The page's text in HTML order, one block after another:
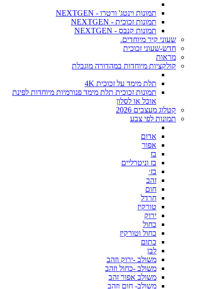
תמונות וינטג' ורטרו - NEXTGEN
תמונות זכוכית - NEXTGEN
תמונות קנבס - NEXTGEN
שעוני קיר מיוחדים.
חדש-שעוני זכוכית
מראות
קולקציות מיוחדות במהדורה מוגבלת
תלת מימד על זכוכית 4K
תמונות זכוכית תלת מימד פנורמיות מיוחדות לפינת
אוכל או לסלון
קטלוג מעצבים 2026
תמונות לפי צבע
אדום
אפור
בז
בז וניטרליים
בז׳
זהב
חום
חרדל
טורקיז
ירוק
כחול
כחול וטורקיז
כתום
לבן
משולב -ירוק וזהב
משולב -כחול וזהב
משולב אפור זהב
משולב- חום וזהב